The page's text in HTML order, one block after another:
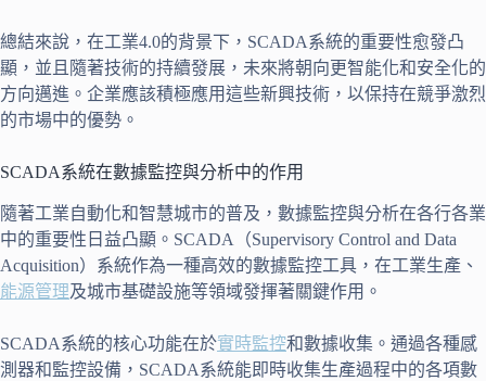
總結來說，在工業4.0的背景下，SCADA系統的重要性愈發凸
顯，並且隨著技術的持續發展，未來將朝向更智能化和安全化的
方向邁進。企業應該積極應用這些新興技術，以保持在競爭激烈
的市場中的優勢。
SCADA系統在數據監控與分析中的作用
隨著工業自動化和智慧城市的普及，數據監控與分析在各行各業
中的重要性日益凸顯。SCADA（Supervisory Control and Data
Acquisition）系統作為一種高效的數據監控工具，在工業生產、
能源管理及城市基礎設施等領域發揮著關鍵作用。
SCADA系統的核心功能在於實時監控和數據收集。通過各種感
測器和監控設備，SCADA系統能即時收集生產過程中的各項數